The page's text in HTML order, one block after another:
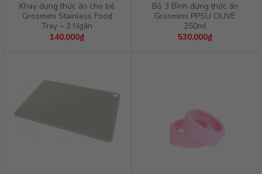
Khay dựng thức ăn cho bé
Grosmimi Stainless Food
Tray – 3 Ngăn
140,000₫
Bộ 3 Bình đựng thức ăn
Grosmimi PPSU OLIVE
250ml
530,000₫